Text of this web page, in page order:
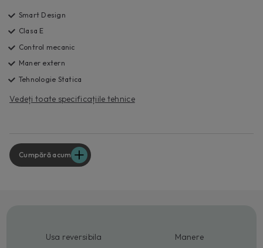
Smart Design
Clasa E
Control mecanic
Maner extern
Tehnologie Statica
Vedeți toate specificațiile tehnice
Cumpără acum
Usa reversibila Manere